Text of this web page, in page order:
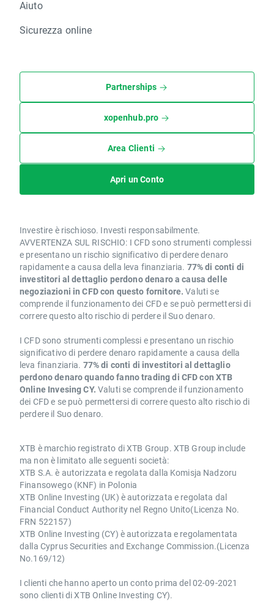
Aiuto
Sicurezza online
Partnerships
xopenhub.pro
Area Clienti
Apri un Conto
Investire è rischioso. Investi responsabilmente.
AVVERTENZA SUL RISCHIO: I CFD sono strumenti complessi
e presentano un rischio significativo di perdere denaro
rapidamente a causa della leva finanziaria. 77% di conti di
investitori al dettaglio perdono denaro a causa delle
negoziazioni in CFD con questo fornitore. Valuti se
comprende il funzionamento dei CFD e se può permettersi di
correre questo alto rischio di perdere il Suo denaro.
I CFD sono strumenti complessi e presentano un rischio
significativo di perdere denaro rapidamente a causa della
leva finanziaria. 77% di conti di investitori al dettaglio
perdono denaro quando fanno trading di CFD con XTB
Online Invesing CY. Valuti se comprende il funzionamento
dei CFD e se può permettersi di correre questo alto rischio di
perdere il Suo denaro.
XTB è marchio registrato di XTB Group. XTB Group include
ma non è limitato alle seguenti società:
XTB S.A. è autorizzata e regolata dalla Komisja Nadzoru
Finansowego (KNF) in Polonia
XTB Online Investing (UK) è autorizzata e regolata dal
Financial Conduct Authority nel Regno Unito(Licenza No.
FRN 522157)
XTB Online Investing (CY) è autorizzata e regolamentata
dalla Cyprus Securities and Exchange Commission.(Licenza
No.169/12)
I clienti che hanno aperto un conto prima del 02-09-2021
sono clienti di XTB Online Investing CY).